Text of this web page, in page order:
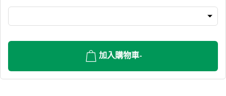
加入購物車-